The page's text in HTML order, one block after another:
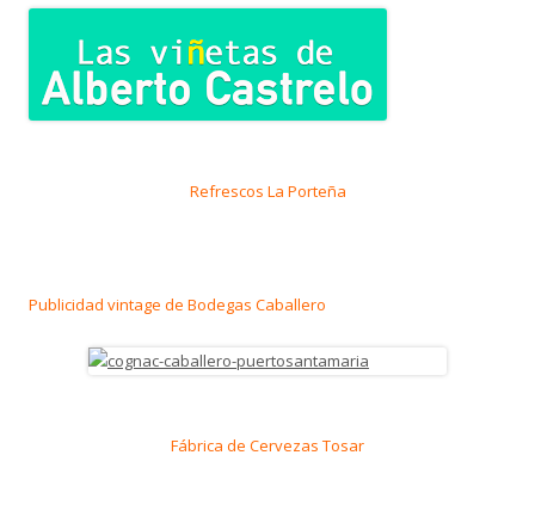
Refrescos La Porteña
Publicidad vintage de Bodegas Caballero
Fábrica de Cervezas Tosar